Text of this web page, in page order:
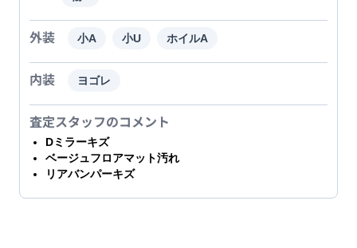
外装 小A 小U ホイルA
内装 ヨゴレ
査定スタッフのコメント
Dミラーキズ
ベージュフロアマット汚れ
リアバンパーキズ